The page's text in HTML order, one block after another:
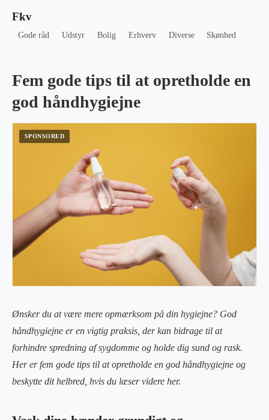
Fkv
Gode råd Udstyr Bolig Erhverv Diverse Skønhed
Fem gode tips til at opretholde en
god håndhygiejne
Ønsker du at være mere opmærksom på din hygiejne? God
håndhygiejne er en vigtig praksis, der kan bidrage til at
forhindre spredning af sygdomme og holde dig sund og rask.
Her er fem gode tips til at opretholde en god håndhygiejne og
beskytte dit helbred, hvis du læser videre her.